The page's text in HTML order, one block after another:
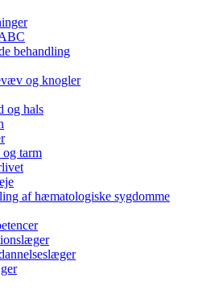
behandling
og knogler
og hals
tarm
af hæmatologiske sygdomme